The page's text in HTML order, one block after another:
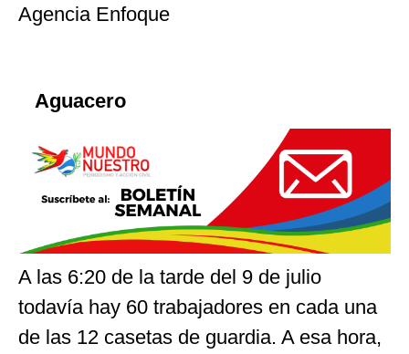
Agencia Enfoque
Aguacero
A las 6:20 de la tarde del 9 de julio
todavía hay 60 trabajadores en cada una
de las 12 casetas de guardia. A esa hora,